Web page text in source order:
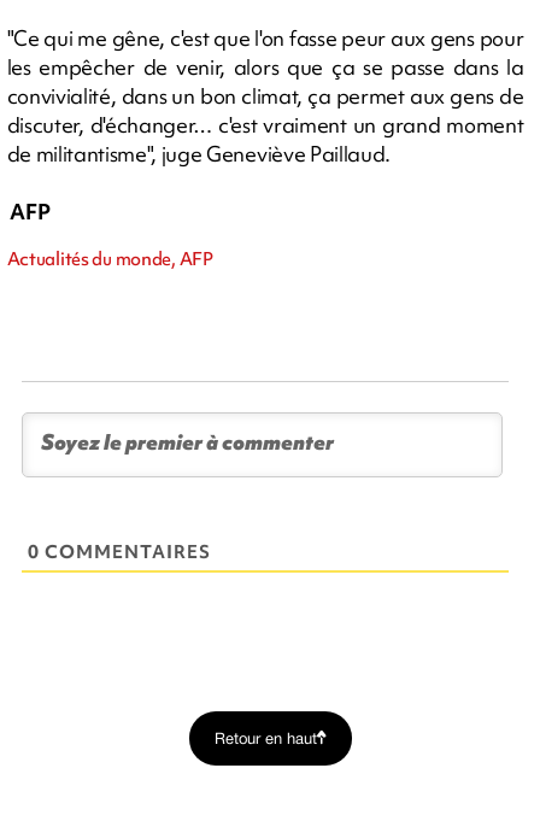
"Ce qui me gêne, c'est que l'on fasse peur aux gens pour
les empêcher de venir, alors que ça se passe dans la
convivialité, dans un bon climat, ça permet aux gens de
discuter, d'échanger… c'est vraiment un grand moment
de militantisme", juge Geneviève Paillaud.
AFP
Actualités du monde, AFP
0 COMMENTAIRES
Retour en haut